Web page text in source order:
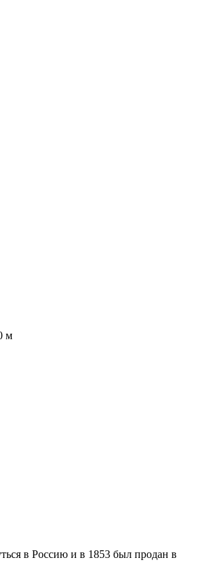
м
в Россию и в 1853 был продан в